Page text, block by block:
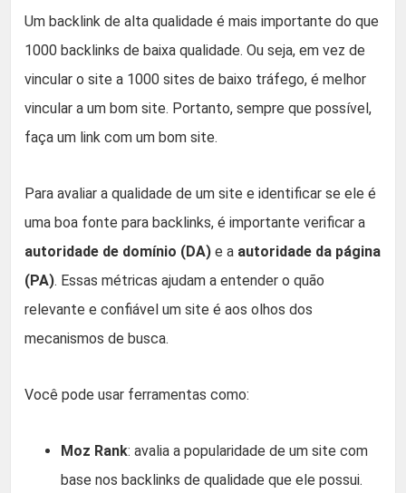
Um backlink de alta qualidade é mais importante do que
1000 backlinks de baixa qualidade. Ou seja, em vez de
vincular o site a 1000 sites de baixo tráfego, é melhor
vincular a um bom site. Portanto, sempre que possível,
faça um link com um bom site.
Para avaliar a qualidade de um site e identificar se ele é
uma boa fonte para backlinks, é importante verificar a
autoridade de domínio (DA) e a autoridade da página
(PA). Essas métricas ajudam a entender o quão
relevante e confiável um site é aos olhos dos
mecanismos de busca.
Você pode usar ferramentas como:
Moz Rank: avalia a popularidade de um site com
base nos backlinks de qualidade que ele possui.